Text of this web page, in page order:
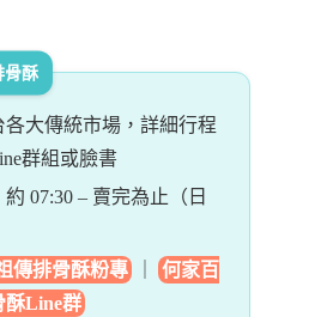
骨酥
各大傳統市場，詳細行程
群組或臉書
07:30 – 賣完為止（日
傳排骨酥粉專
何家百
酥Line群